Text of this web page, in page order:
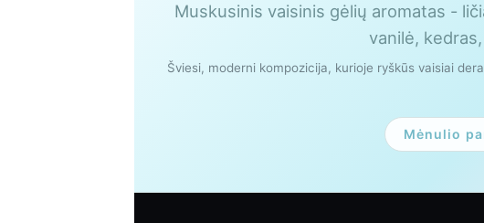
Muskusinis vaisinis gėlių aromatas -
vanilė,
Šviesi, moderni kompozicija, kurioje ryškūs vaisiai
Mėnulio